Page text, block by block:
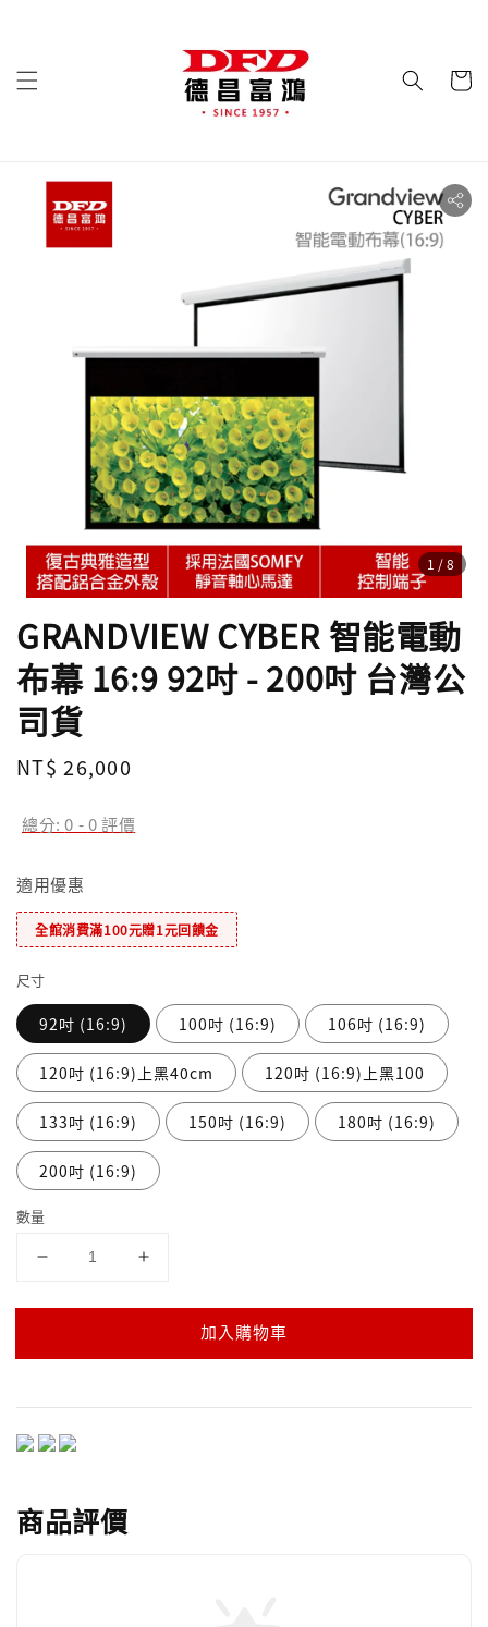
1 /8
GRANDVIEW CYBER 智能電動
布幕 16:9 92吋 - 200吋 台灣公
司貨
Regular
NT$ 26,000
總分:0 -0評價
適用優惠
全館消費滿100元贈1元回饋金
尺寸
92吋 (16:9) 100吋 (16:9) 106吋 (16:9)
120吋 (16:9)上黑40cm 120吋 (16:9)上黑100
133吋 (16:9) 150吋 (16:9) 180吋 (16:9)
200吋 (16:9)
數量
加入購物車
商品評價